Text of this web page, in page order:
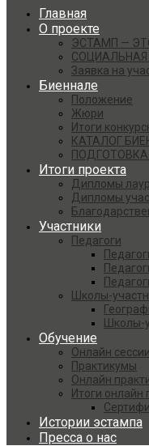
Главная
О проекте
ЭСТАМП —
Заявка на
Биеннале
Положение
Жюри
Итоги
КАТАЛОГ
ПОДГОТОВКА
Итоги проекта
Дипломы
Дипломы
Участники
Педагоги
Школы-
Школы-
Обучение
Онлайн сессии
Практикумы
Онлайн
Итоги онлайн
Истории эстампа
Пресса о нас